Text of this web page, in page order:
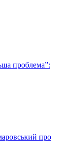
проблема”:
про